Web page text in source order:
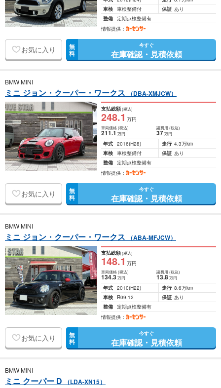
車検 車検整備付 保証 あり
整備 定期点検整備有
情報提供：
お気に入り 無
料
今すぐ
在庫確認・見積依頼
BMW MINI
ミニ ジョン・クーパー・ワークス （DBA-XMJCW）
支払総額(税込)
248.1 万円
車両価格(税込)
211.1万円
諸費用 (税込)
37 万円
年式 2016(H28) 走行 4.3万km
車検 車検整備付 保証 あり
整備 定期点検整備有
情報提供：
お気に入り 無
料
今すぐ
在庫確認・見積依頼
BMW MINI
ミニ ジョン・クーパー・ワークス （ABA-MFJCW）
支払総額(税込)
148.1 万円
車両価格(税込)
134.3万円
諸費用 (税込)
13.8 万円
年式 2010(H22) 走行 8.6万km
車検
R09.12 保証 あり
整備 定期点検整備有
情報提供：
お気に入り 無
料
今すぐ
在庫確認・見積依頼
BMW MINI
ミニ クーパー D （LDA-XN15）